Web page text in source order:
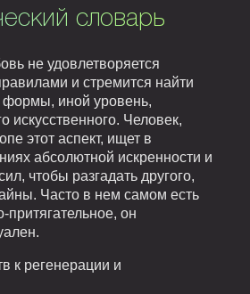
словарь
не удовлетворяется
и стремится найти
формы, иной уровень,
искусственного. Человек,
этот аспект, ищет в
абсолютной искренности и
чтобы разгадать другого,
Часто в нем самом есть
притягательное, он
к регенерации и